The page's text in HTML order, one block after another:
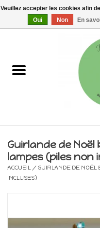
Maisons, vitrines & kits
Electricité
Guirlande de Noël
lampes (piles non
ACCUEIL / GUIRLANDE DE NOËL
INCLUSES)
Veuillez accepter les cookies afin
Oui
Non En